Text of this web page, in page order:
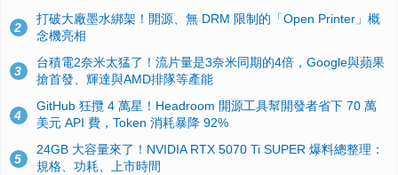
2
打破大廠墨水綁架！開源、無 DRM 限制的「Open Printer」概
念機亮相
3
台積電2奈米太猛了！流片量是3奈米同期的4倍，Google與蘋果
搶首發、輝達與AMD排隊等產能
4
GitHub 狂攬 4 萬星！Headroom 開源工具幫開發者省下 70 萬
美元 API 費，Token 消耗暴降 92%
5
24GB 大容量來了！NVIDIA RTX 5070 Ti SUPER 爆料總整理：
規格、功耗、上市時間